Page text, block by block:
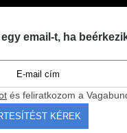
email-t, ha
és feliratkozom a